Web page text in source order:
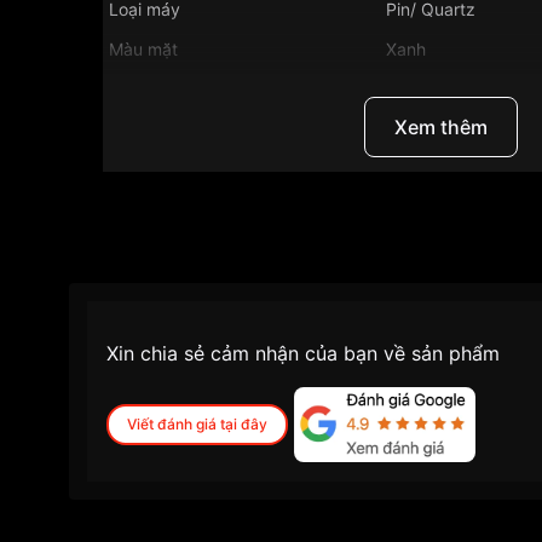
Loại máy
Pin/ Quartz
Màu mặt
Xanh
"Longines 36mm
Xem thêm
Xin chia sẻ cảm nhận của bạn về sản phẩm
Viết đánh giá tại đây